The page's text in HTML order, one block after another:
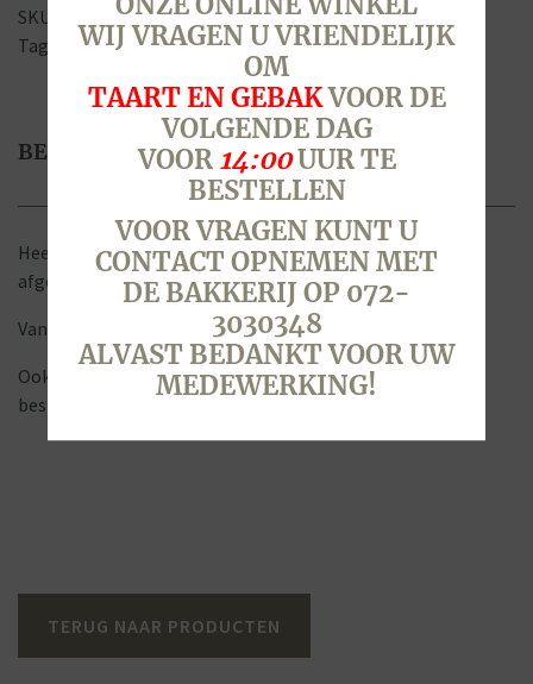
SKU: Categorieën:Taart vanaf 12 personen,Taarten
Tags:
fruit ,taart,traktatie, verjaardag,vruchten
BESCHRIJVING
Heerlijke luchtige cake gevuld met Zwitserse room en
afgewerkt met fruit.
Vanaf 12 personen.
Ook te bestellen voor 16, 20, 24 of 28 personen, dan graag
bestellen per email naar
TERUG NAAR PRODUCTEN
WIJ VRAGEN U VRIENDELIJK
OM
TAART EN GEBAKVOOR DE
VOLGENDE DAG
VOOR 14:00UUR TE
BESTELLEN
VOOR VRAGEN KUNT U
CONTACT OPNEMEN MET
DE BAKKERIJ OP 072-
3030348
ALVAST BEDANKT VOOR UW
MEDEWERKING!